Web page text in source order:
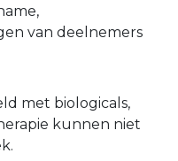
van deelnemers
met biologicals,
kunnen niet